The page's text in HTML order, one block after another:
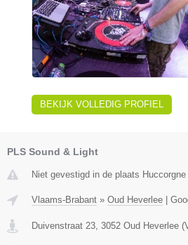
BEKIJK VOLLEDIG PROFIEL
PLS Sound & Light
Niet gevestigd in de plaats
Vlaams-Brabant » Oud Heverlee
Duivenstraat 23 3052 Oud Heverlee (